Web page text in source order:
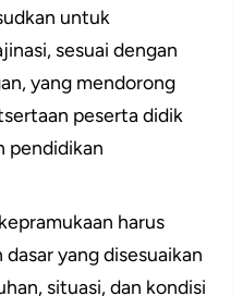
untuk
sesuai dengan
yang mendorong
peserta didik
pendidikan
harus
yang disesuaikan
situasi, dan kondisi